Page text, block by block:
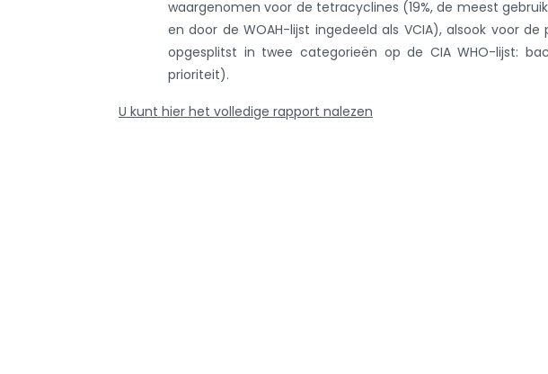
waargenomen voor de tetracyclines (19%, de meest
en door de WOAH-lijst ingedeeld als VCIA), alsook voor de
opgesplitst in twee categorieën op de CIA WHO-lijst:
prioriteit).
U kunt hier het volledige rapport nalezen